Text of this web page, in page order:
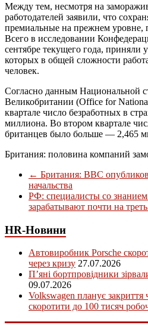
Между тем, несмотря на
работодателей заявили, что
премиальные на прежнем уровне,
Всего в исследовании
сентябре текущего года, приняли
которых в общей сложности
человек.
Согласно данным Национальной
Великобритании (Office for
квартале число безработных в
миллиона. Во втором квартале
британцев было больше — 2,465
Британия: половина компаний
← Британия: BBC
начальства
РФ: специалисты со
зарабатывают почти на
HR-Новини
Автовиробник Porsche
через кризу 27.07.2026
П’яні бортпровідники
09.07.2026
Volkswagen планує закриття
скоротити до 100 тисяч